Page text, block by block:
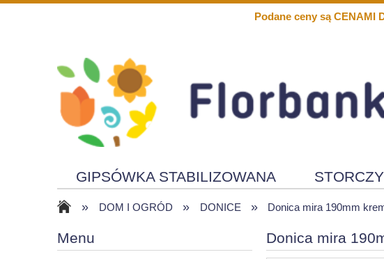
Podane ceny są CENAMI
GIPSÓWKA STABILIZOWANA
KWIATY PIANKOWE SOLARY
» DOM I OGRÓD » DONICE » Donica mira 190mm
Menu Donica mira